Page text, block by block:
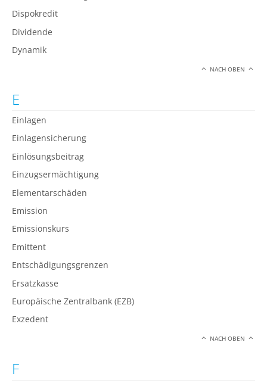
Dispokredit
Dividende
Dynamik
NACH OBEN
E
Einlagen
Einlagensicherung
Einlösungsbeitrag
Einzugsermächtigung
Elementarschäden
Emission
Emissionskurs
Emittent
Entschädigungsgrenzen
Ersatzkasse
Europäische Zentralbank (EZB)
Exzedent
NACH OBEN
F